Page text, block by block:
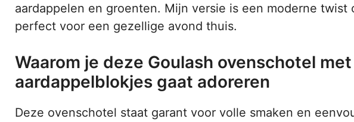
aardappelen en groenten. Mijn versie is een moderne twist
perfect voor een gezellige avond thuis.
Waarom je deze Goulash ovenschotel
aardappelblokjes gaat adoreren
Deze ovenschotel staat garant voor volle smaken en